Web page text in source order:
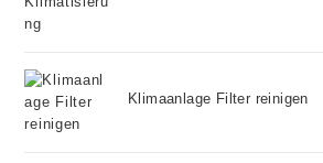
Klimaanlage Filter reinigen